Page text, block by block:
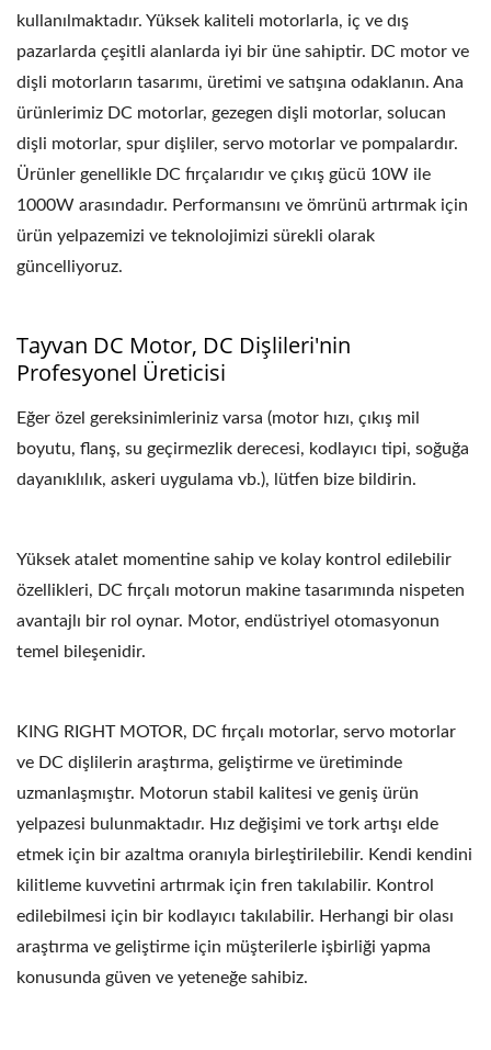
kullanılmaktadır. Yüksek kaliteli motorlarla, iç ve dış
pazarlarda çeşitli alanlarda iyi bir üne sahiptir. DC motor ve
dişli motorların tasarımı, üretimi ve satışına odaklanın. Ana
ürünlerimiz DC motorlar, gezegen dişli motorlar, solucan
dişli motorlar, spur dişliler, servo motorlar ve pompalardır.
Ürünler genellikle DC fırçalarıdır ve çıkış gücü 10W ile
1000W arasındadır. Performansını ve ömrünü artırmak için
ürün yelpazemizi ve teknolojimizi sürekli olarak
güncelliyoruz.
Tayvan DC Motor, DC Dişlileri'nin
Profesyonel Üreticisi
Eğer özel gereksinimleriniz varsa (motor hızı, çıkış mil
boyutu, flanş, su geçirmezlik derecesi, kodlayıcı tipi, soğuğa
dayanıklılık, askeri uygulama vb.), lütfen bize bildirin.
Yüksek atalet momentine sahip ve kolay kontrol edilebilir
özellikleri, DC fırçalı motorun makine tasarımında nispeten
avantajlı bir rol oynar. Motor, endüstriyel otomasyonun
temel bileşenidir.
KING RIGHT MOTOR, DC fırçalı motorlar, servo motorlar
ve DC dişlilerin araştırma, geliştirme ve üretiminde
uzmanlaşmıştır. Motorun stabil kalitesi ve geniş ürün
yelpazesi bulunmaktadır. Hız değişimi ve tork artışı elde
etmek için bir azaltma oranıyla birleştirilebilir. Kendi kendini
kilitleme kuvvetini artırmak için fren takılabilir. Kontrol
edilebilmesi için bir kodlayıcı takılabilir. Herhangi bir olası
araştırma ve geliştirme için müşterilerle işbirliği yapma
konusunda güven ve yeteneğe sahibiz.